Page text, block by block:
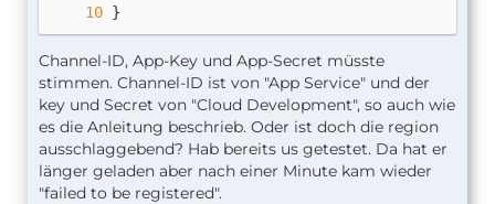
}
Channel-ID, App-Key und App-Secret müsste
stimmen. Channel-ID ist von "App Service" und der
key und Secret von "Cloud Development", so auch wie
es die Anleitung beschrieb. Oder ist doch die region
ausschlaggebend? Hab bereits us getestet. Da hat er
länger geladen aber nach einer Minute kam wieder
"failed to be registered".